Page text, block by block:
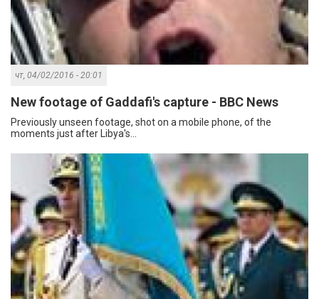
чт, 04/02/2016 - 20:01
New footage of Gaddafi's capture - BBC News
Previously unseen footage, shot on a mobile phone, of the
moments just after Libya's...